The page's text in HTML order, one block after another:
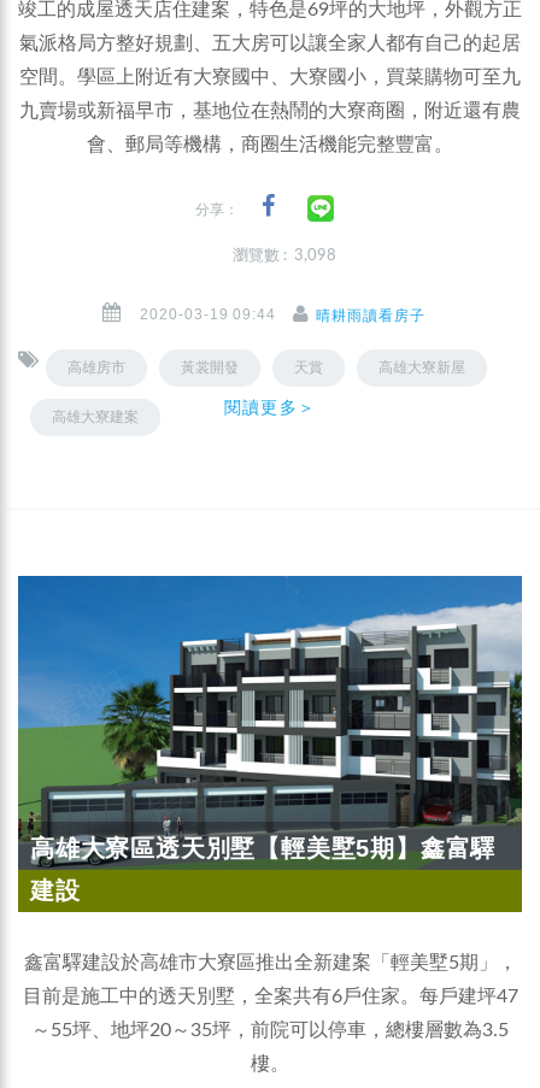
竣工的成屋透天店住建案，特色是69坪的大地坪，外觀方正
氣派格局方整好規劃、五大房可以讓全家人都有自己的起居
空間。學區上附近有大寮國中、大寮國小，買菜購物可至九
九賣場或新福早市，基地位在熱鬧的大寮商圈，附近還有農
會、郵局等機構，商圈生活機能完整豐富。
分享：
瀏覽數 : 3,098
2020-03-19 09:44 晴耕雨讀看房子
高雄房市 黃裳開發 天賞 高雄大寮新屋
高雄大寮建案 閱讀更多＞
高雄大寮區透天別墅【輕美墅5期】鑫富驛
建設
鑫富驛建設於高雄市大寮區推出全新建案「輕美墅5期」，
目前是施工中的透天別墅，全案共有6戶住家。每戶建坪47
～55坪、地坪20～35坪，前院可以停車，總樓層數為3.5
樓。